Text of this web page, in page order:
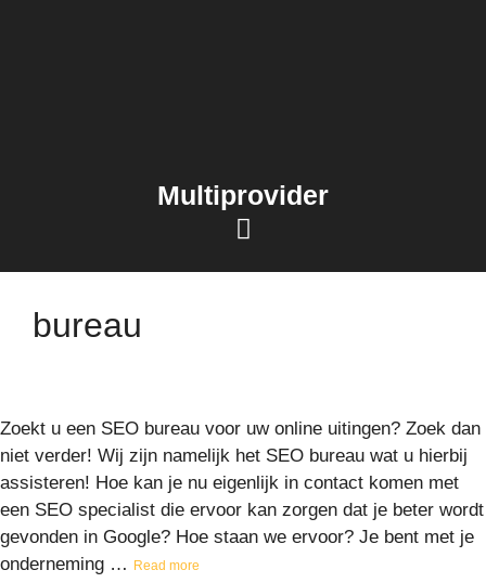
Multiprovider
bureau
Zoekt u een SEO bureau voor uw online uitingen? Zoek dan
niet verder! Wij zijn namelijk het SEO bureau wat u hierbij
assisteren! Hoe kan je nu eigenlijk in contact komen met
een SEO specialist die ervoor kan zorgen dat je beter wordt
gevonden in Google? Hoe staan we ervoor? Je bent met je
onderneming … Read more